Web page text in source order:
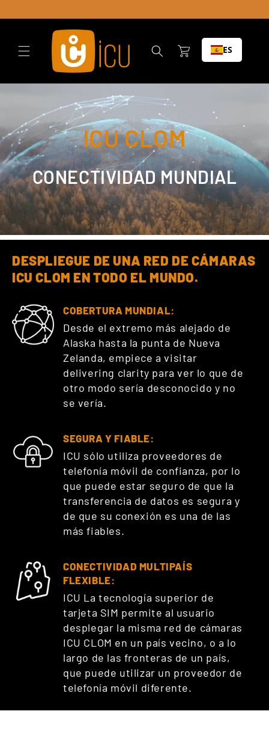
contenido
Carrito ES
ICU CLOM
CONECTIVIDAD MUNDIAL
DESPLIEGUE DE UNA RED DE CÁMARAS
ICU CLOM EN TODO EL MUNDO.
COBERTURA MUNDIAL:
Desde el extremo más alejado de
Alaska hasta la punta de Nueva
Zelanda, empiece a visitar
delivering clarity para ver lo que de
otro modo sería desconocido y no
se vería.
SEGURA Y FIABLE:
ICU sólo utiliza proveedores de
telefonía móvil de confianza, por lo
que puede estar seguro de que la
transferencia de datos es segura y
de que su conexión es una de las
más fiables.
CONECTIVIDAD MULTIPAÍS
FLEXIBLE:
ICU La tecnología superior de
tarjeta SIM permite al usuario
desplegar la misma red de cámaras
ICU CLOM en un país vecino, o a lo
largo de las fronteras de un país,
que puede utilizar un proveedor de
telefonía móvil diferente.